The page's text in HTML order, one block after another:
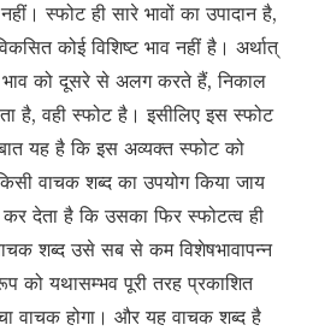
स्फोट ही सारे भावों का उपादान है,
कोई विशिष्ट भाव नहीं है। अर्थात्
को दूसरे से अलग करते हैं, निकाल
है, वही स्फोट है। इसीलिए इस स्फोट
यह है कि इस अव्यक्त स्फोट को
वाचक शब्द का उपयोग किया जाय
कर देता है कि उसका फिर स्फोटत्व ही
शब्द उसे सब से कम विशेषभावापन्न
को यथासम्भव पूरी तरह प्रकाशित
वाचक होगा। और यह वाचक शब्द है